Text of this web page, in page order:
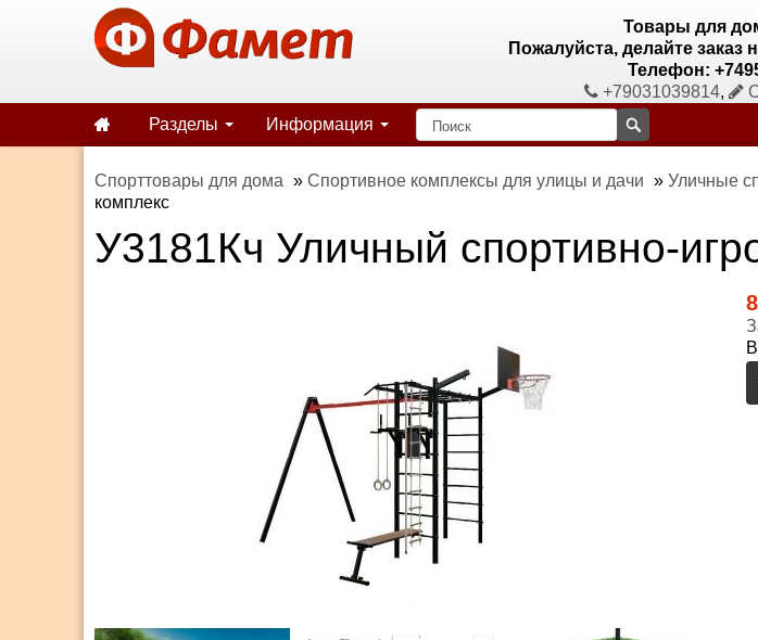
Товары для
Пожалуйста, делайте заказ
Телефон:
+79031039814,
Разделы
Информация
Спорттовары для дома » Спортивное комплексы для улицы и дачи » Уличные
комплекс
У3181Кч Уличный спортивно-